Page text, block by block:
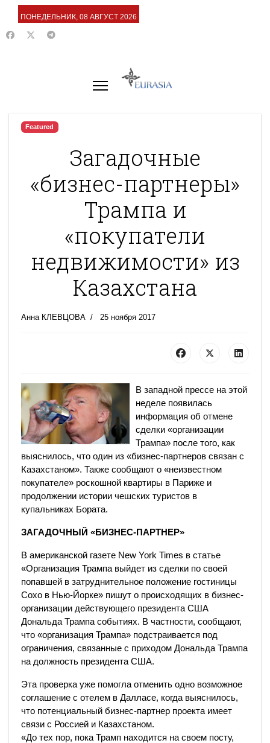
ПОНЕДЕЛЬНИК, 08 АВГУСТ 2026
Featured
Загадочные
«бизнес-партнеры»
Трампа и
«покупатели
недвижимости» из
Казахстана
Анна КЛЕВЦОВА 25 ноября 2017
В западной прессе на этой
неделе появилась
информация об отмене
сделки «организации
Трампа» после того, как
выяснилось, что один из «бизнес-партнеров связан с
Казахстаном». Также сообщают о «неизвестном
покупателе» роскошной квартиры в Париже и
продолжении истории чешских туристов в
купальниках Бората.
ЗАГАДОЧНЫЙ «БИЗНЕС-ПАРТНЕР»
В американской газете New York Times в статье
«Организация Трампа выйдет из сделки по своей
попавшей в затруднительное положение гостиницы
Сохо в Нью-Йорке» пишут о происходящих в бизнес-
организации действующего президента США
Дональда Трампа событиях. В частности, сообщают,
что «организация Трампа» подстраивается под
ограничения, связанные с приходом Дональда Трампа
на должность президента США.
Эта проверка уже помогла отменить одно возможное
соглашение с отелем в Далласе, когда выяснилось,
что потенциальный бизнес-партнер проекта имеет
связи с Россией и Казахстаном.
«До тех пор, пока Трамп находится на своем посту,